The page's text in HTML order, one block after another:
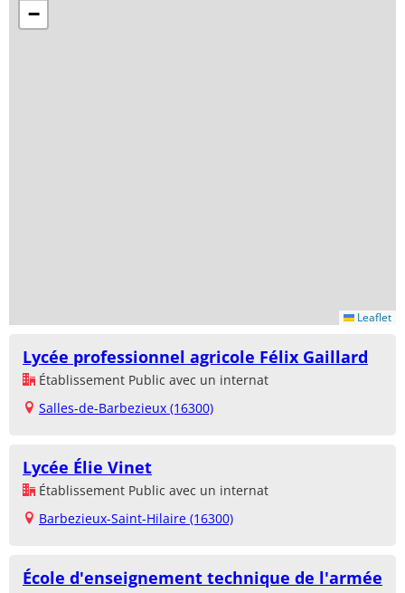
−
Leaflet
Lycée professionnel agricole Félix Gaillard
Établissement Public avec un internat
Salles-de-Barbezieux (16300)
Lycée Élie Vinet
Établissement Public avec un internat
Barbezieux-Saint-Hilaire (16300)
École d'enseignement technique de l'armée